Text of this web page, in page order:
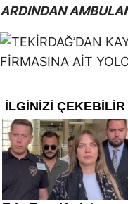
ARDINDAN